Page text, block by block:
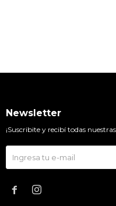
Newsletter
¡Suscribite y recibí todas
 